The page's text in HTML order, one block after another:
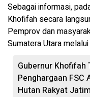
Sebagai informasi,
Khofifah secara
Pemprov dan
Sumatera Utara
Gubernur Khofifah
Penghargaan FSC
Hutan Rakyat